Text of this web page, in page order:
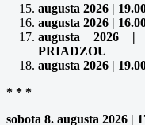
augusta 2026 |
augusta 2026 |
augusta 2026
PRIADZOU
augusta 2026 |
* * *
sobota 8. augusta 2026 |